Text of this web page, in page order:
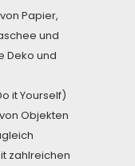
Papier,
und
Deko und
it Yourself)
Objekten
zahlreichen